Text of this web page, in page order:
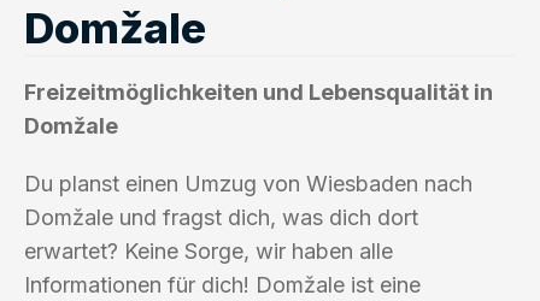
Domžale
Freizeitmöglichkeiten und Lebensqualität in
Domžale
Du planst einen Umzug von Wiesbaden nach
Domžale und fragst dich, was dich dort
erwartet? Keine Sorge, wir haben alle
Informationen für dich! Domžale ist eine